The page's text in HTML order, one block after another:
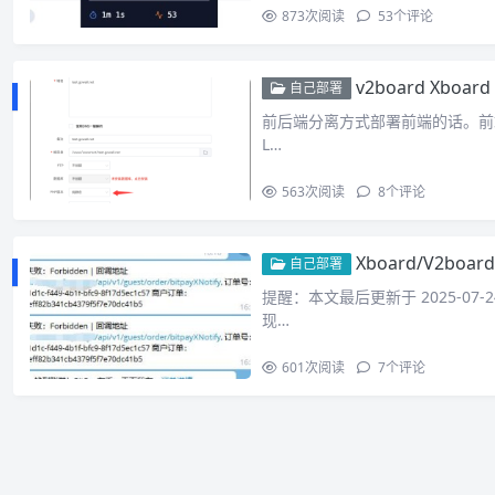
873次阅读 53个评论
自己部署 v2board Xboard
前后端分离方式部署前端的话。
L…
563次阅读 8个评论
自己部署 Xboard/
提醒：本文最后更新于 2025-07-
现…
601次阅读 7个评论